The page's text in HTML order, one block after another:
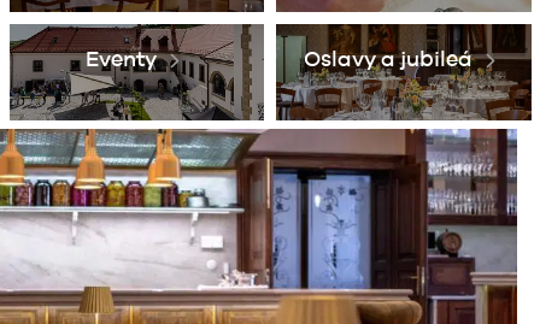
Eventy Oslavy a jubileá